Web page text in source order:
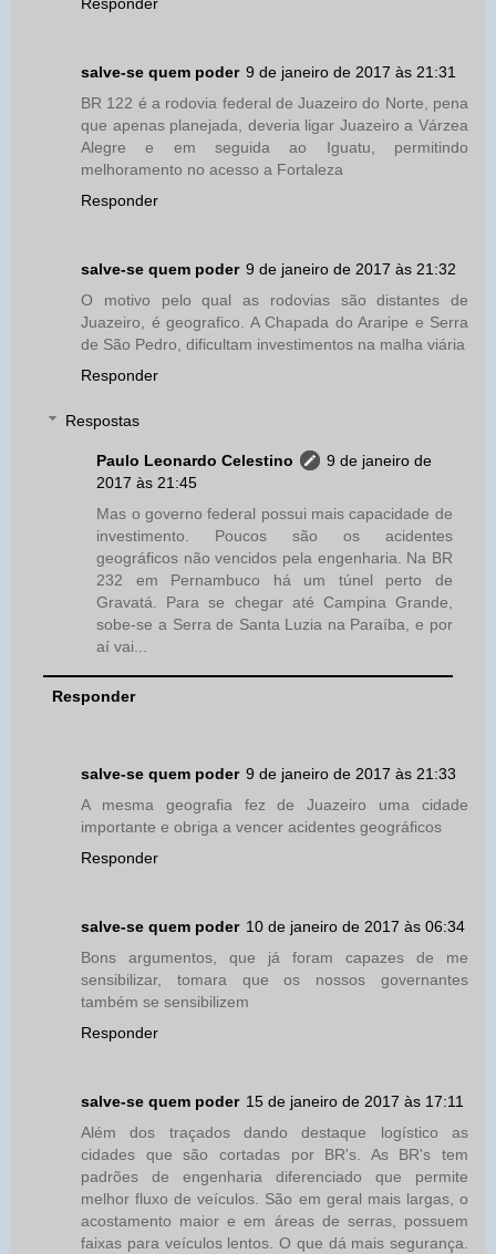
salve-se quem poder 9 de janeiro de 2017 às 21:31
BR 122 é a rodovia federal de Juazeiro do Norte, pena
que apenas planejada, deveria ligar Juazeiro a Várzea
Alegre e em seguida ao Iguatu, permitindo
melhoramento no acesso a Fortaleza
Responder
salve-se quem poder 9 de janeiro de 2017 às 21:32
O motivo pelo qual as rodovias são distantes de
Juazeiro, é geografico. A Chapada do Araripe e Serra
de São Pedro, dificultam investimentos na malha viária
Responder
Respostas
Paulo Leonardo Celestino
9 de janeiro de
2017 às 21:45
Mas o governo federal possui mais capacidade de
investimento. Poucos são os acidentes
geográficos não vencidos pela engenharia. Na BR
232 em Pernambuco há um túnel perto de
Gravatá. Para se chegar até Campina Grande,
sobe-se a Serra de Santa Luzia na Paraíba, e por
aí vai...
Responder
salve-se quem poder 9 de janeiro de 2017 às 21:33
A mesma geografia fez de Juazeiro uma cidade
importante e obriga a vencer acidentes geográficos
Responder
salve-se quem poder 10 de janeiro de 2017 às 06:34
Bons argumentos, que já foram capazes de me
sensibilizar, tomara que os nossos governantes
também se sensibilizem
Responder
salve-se quem poder 15 de janeiro de 2017 às 17:11
Além dos traçados dando destaque logístico as
cidades que são cortadas por BR's. As BR's tem
padrões de engenharia diferenciado que permite
melhor fluxo de veículos. São em geral mais largas, o
acostamento maior e em áreas de serras, possuem
faixas para veículos lentos. O que dá mais segurança.